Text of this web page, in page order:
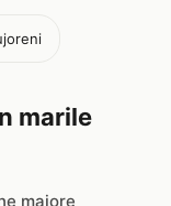
marile
majore